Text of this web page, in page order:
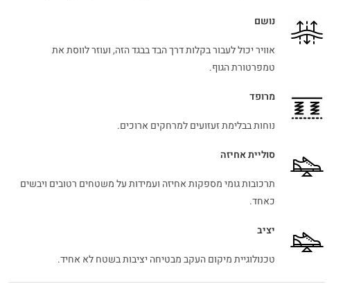
נושם
אוויר יכול לעבור בקלות דרך הבד בבגד הזה, ועוזר לווסת את
טמפרטורת הגוף.
מרופד
נוחות בבלימת זעזועים למרחקים ארוכים.
סוליית אחיזה
תרכובות גומי מספקות אחיזה ועמידות על משטחים רטובים ויבשים
כאחד.
יציב
טכנולוגיית מיקום העקב מבטיחה יציבות בשטח לא אחיד.